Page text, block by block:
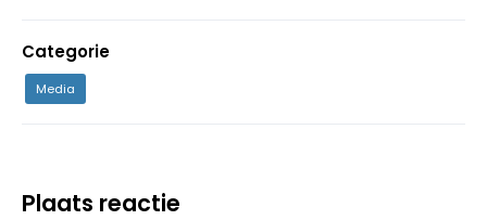
Categorie
Media
Plaats reactie